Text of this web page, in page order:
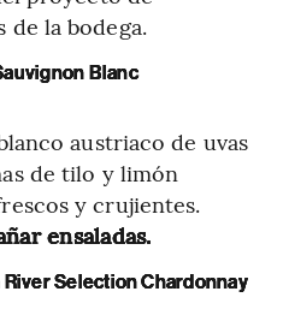
de la bodega.
Blanc
austriaco de uvas
de tilo y limón
y crujientes.
ensaladas.
Selection Chardonnay